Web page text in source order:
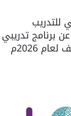
للتدريب
برنامج تدريبي
2026م